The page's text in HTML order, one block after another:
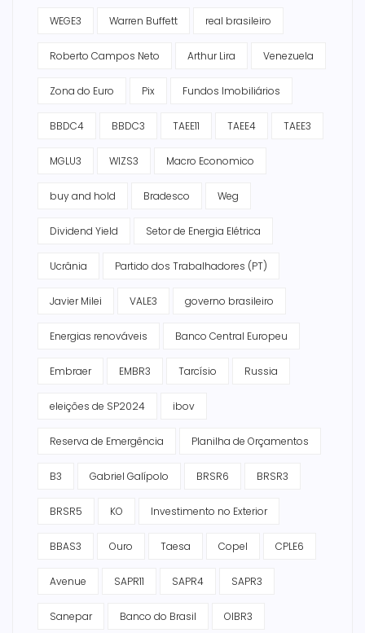
WEGE3 Warren Buffett real brasileiro
Roberto Campos Neto Arthur Lira Venezuela
Zona do Euro Pix Fundos Imobiliários
BBDC4 BBDC3 TAEE11 TAEE4 TAEE3
MGLU3 WIZS3 Macro Economico
buy and hold Bradesco Weg
Dividend Yield Setor de Energia Elétrica
Ucrânia Partido dos Trabalhadores (PT)
Javier Milei VALE3 governo brasileiro
Energias renováveis Banco Central Europeu
Embraer EMBR3 Tarcísio Russia
eleições de SP2024 ibov
Reserva de Emergência Planilha de Orçamentos
B3 Gabriel Galípolo BRSR6 BRSR3
BRSR5 KO Investimento no Exterior
BBAS3 Ouro Taesa Copel CPLE6
Avenue SAPR11 SAPR4 SAPR3
Sanepar Banco do Brasil OIBR3